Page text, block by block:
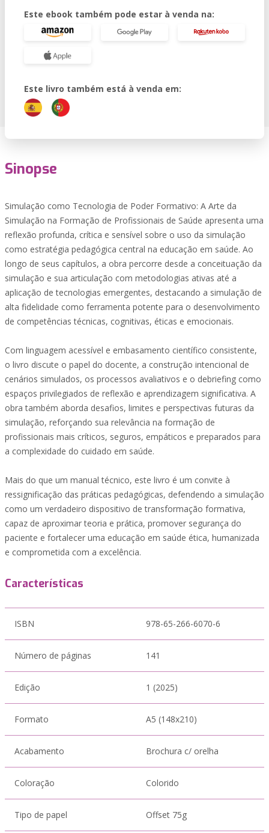
Este ebook também pode estar à venda na:
Este livro também está à venda em:
Sinopse
Simulação como Tecnologia de Poder Formativo: A Arte da
Simulação na Formação de Profissionais de Saúde apresenta uma
reflexão profunda, crítica e sensível sobre o uso da simulação
como estratégia pedagógica central na educação em saúde. Ao
longo de seus capítulos, a obra percorre desde a conceituação da
simulação e sua articulação com metodologias ativas até a
aplicação de tecnologias emergentes, destacando a simulação de
alta fidelidade como ferramenta potente para o desenvolvimento
de competências técnicas, cognitivas, éticas e emocionais.
Com linguagem acessível e embasamento científico consistente,
o livro discute o papel do docente, a construção intencional de
cenários simulados, os processos avaliativos e o debriefing como
espaços privilegiados de reflexão e aprendizagem significativa. A
obra também aborda desafios, limites e perspectivas futuras da
simulação, reforçando sua relevância na formação de
profissionais mais críticos, seguros, empáticos e preparados para
a complexidade do cuidado em saúde.
Mais do que um manual técnico, este livro é um convite à
ressignificação das práticas pedagógicas, defendendo a simulação
como um verdadeiro dispositivo de transformação formativa,
capaz de aproximar teoria e prática, promover segurança do
paciente e fortalecer uma educação em saúde ética, humanizada
e comprometida com a excelência.
Características
ISBN 978-65-266-6070-6
Número de páginas 141
Edição 1 (2025)
Formato A5 (148x210)
Acabamento Brochura c/ orelha
Coloração Colorido
Tipo de papel Offset 75g